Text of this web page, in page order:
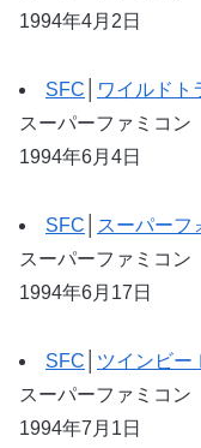
1994年4月2日
SFC
ワイルドト
スーパーファミコン
1994年6月4日
SFC
スーパーフ
スーパーファミコン
1994年6月17日
SFC
ツインビー
スーパーファミコン
1994年7月1日